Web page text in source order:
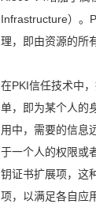
Infrastructure）。
理，即由资源的所
在PKI信任技术中
单，即为某个人的
用中，需要的信息
于一个人的权限或
钥证书扩展项，这
项，以满足各自应